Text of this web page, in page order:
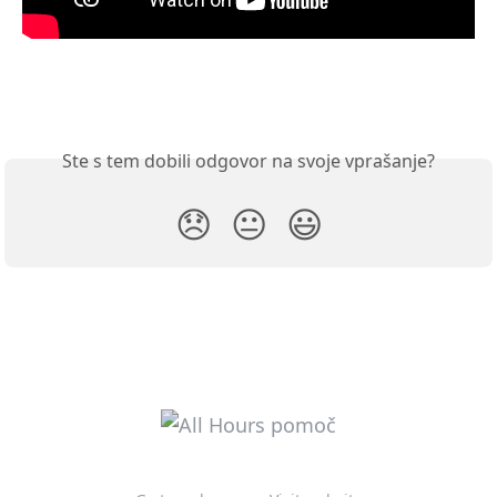
Ste s tem dobili odgovor na svoje vprašanje?
😞 😐 😃